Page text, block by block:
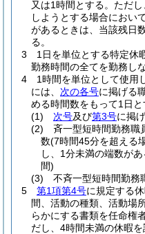
又は1時間とする。 ただ
しようとする場合におい
があるときは、当該残日
る。
3
1日を単位とする特定休
勤務時間の全てを勤務し
4
1時間を単位として使用
には、 次の各号に掲げる
める時間数をもって1日と
(1)
次号及び第3号に掲
(2)
斉一型短時間勤務
数(7時間45分を超える
し、1分未満の端数が
間)
(3)
不斉一型短時間勤
5
第1項第4号に規定する
間、活動の種類、活動場
らかにする書類を任命権
だし、4時間未満の休暇